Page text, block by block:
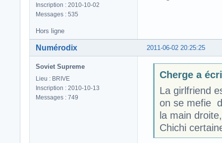
Inscription : 2010-10-02
Messages : 535
Hors ligne
2011-06-02 20:25:25
Numérodix
Soviet Supreme
Lieu : BRIVE
Inscription : 2010-10-13
Messages : 749
Cherge a
La girlfriend
on se mefie
la main
Chichi